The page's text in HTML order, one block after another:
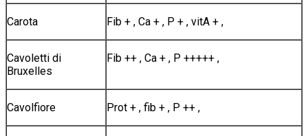
Carota Fib + , Ca + , P + , vitA + ,
Cavoletti di
Bruxelles
Fib ++ , Ca + , P +++++ ,
Cavolfiore Prot + , fib + , P ++ ,